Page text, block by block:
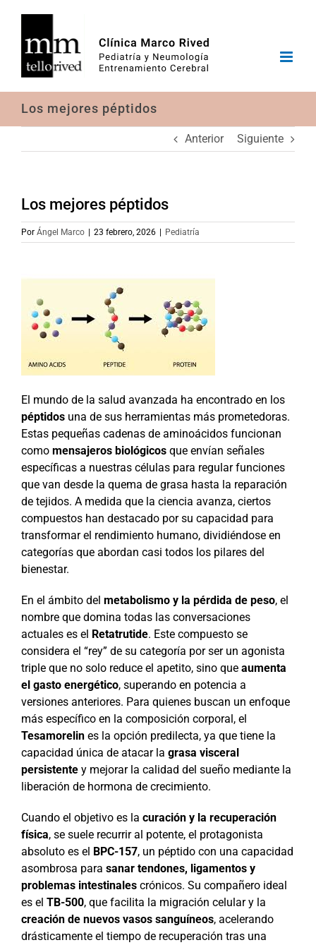
contenido
Los mejores péptidos
Anterior Siguiente
Los mejores péptidos
Por Ángel Marco 23 febrero, 2026 Pediatría
El mundo de la salud avanzada ha encontrado en los
péptidosuna de sus herramientas más prometedoras.
Estas pequeñas cadenas de aminoácidos funcionan
como mensajeros biológicosque envían señales
específicas a nuestras células para regular funciones
que van desde la quema de grasa hasta la reparación
de tejidos. A medida que la ciencia avanza, ciertos
compuestos han destacado por su capacidad para
transformar el rendimiento humano, dividiéndose en
categorías que abordan casi todos los pilares del
bienestar.
En el ámbito del metabolismo y la pérdida de peso, el
nombre que domina todas las conversaciones
actuales es el Retatrutide. Este compuesto se
considera el “rey” de su categoría por ser un agonista
triple que no solo reduce el apetito, sino que aumenta
el gasto energético, superando en potencia a
versiones anteriores. Para quienes buscan un enfoque
más específico en la composición corporal, el
Tesamorelines la opción predilecta, ya que tiene la
capacidad única de atacar la grasa visceral
persistentey mejorar la calidad del sueño mediante la
liberación de hormona de crecimiento.
Cuando el objetivo es la curación y la recuperación
física, se suele recurrir al potente, el protagonista
absoluto es el BPC-157, un péptido con una capacidad
asombrosa para sanar tendones, ligamentos y
problemas intestinalescrónicos. Su compañero ideal
es el TB-500, que facilita la migración celular y la
creación de nuevos vasos sanguíneos, acelerando
drásticamente el tiempo de recuperación tras una